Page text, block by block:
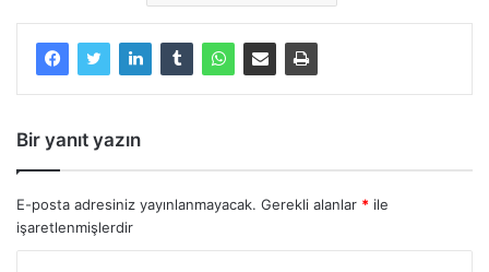
Bir yanıt yazın
E-posta adresiniz yayınlanmayacak. Gerekli alanlar * ile
işaretlenmişlerdir